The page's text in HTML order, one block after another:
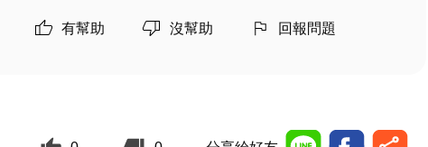
有幫助 沒幫助 回報問題